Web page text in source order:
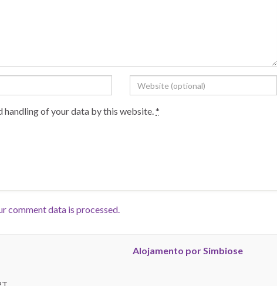
handling of your data by this website.*
comment data is processed.
Alojamento por Simbiose